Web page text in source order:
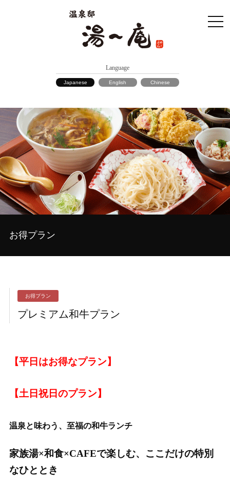
Language
Japanese English Chinese
お得プラン
お得プラン
プレミアム和牛プラン
【平日はお得なプラン】
【土日祝日のプラン】
温泉と味わう、至福の和牛ランチ
家族湯×和食×CAFEで楽しむ、ここだけの特別
なひととき